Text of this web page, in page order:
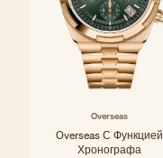
Overseas
Overseas С Функцией
Хронографа